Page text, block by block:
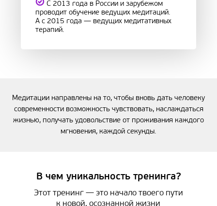
С 2013 года в России и зарубежом
проводит обучение ведущих медитаций.
А с 2015 года — ведущих медитативных
терапий.
Медитации направлены на то, чтобы вновь дать человеку
современности возможность чувствовать, наслаждаться
жизнью, получать удовольствие от проживания каждого
мгновения, каждой секунды.
В чем уникальность тренинга?
Этот тренинг — это начало твоего пути
к новой, осознанной жизни